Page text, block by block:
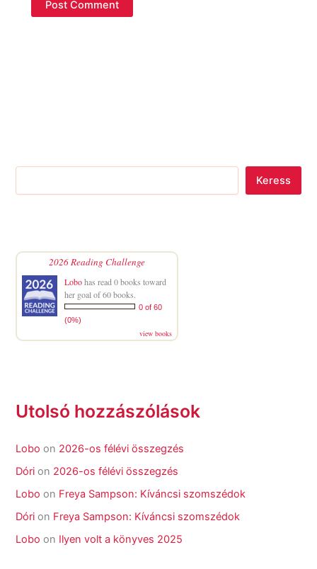
Keress
2026 Reading Challenge
Lobohas read 0 books toward
her goal of 60 books.
0 of 60
(0%)
view books
Utolsó hozzászólások
Lobo on 2026-os félévi összegzés
Dóri on 2026-os félévi összegzés
Lobo on Freya Sampson: Kíváncsi szomszédok
Dóri on Freya Sampson: Kíváncsi szomszédok
Lobo on Ilyen volt a könyves 2025